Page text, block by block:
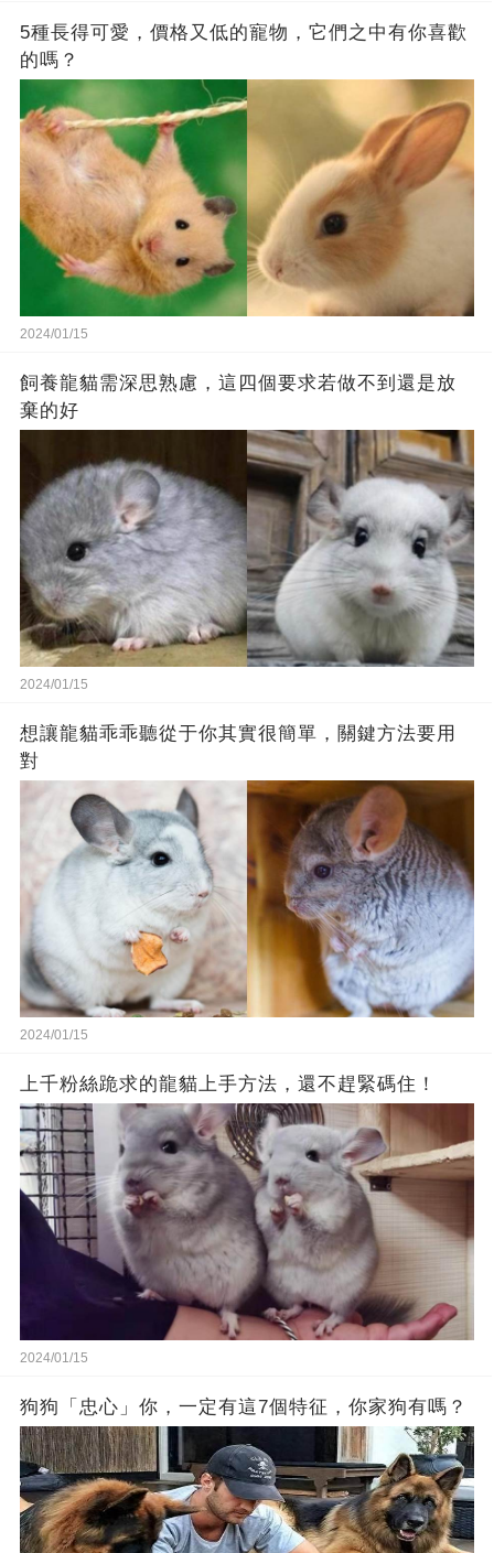
5種長得可愛，價格又低的寵物，它們之中有你喜歡
的嗎？
2024/01/15
飼養龍貓需深思熟慮，這四個要求若做不到還是放
棄的好
2024/01/15
想讓龍貓乖乖聽從于你其實很簡單，關鍵方法要用
對
2024/01/15
上千粉絲跪求的龍貓上手方法，還不趕緊碼住！
2024/01/15
狗狗「忠心」你，一定有這7個特征，你家狗有嗎？